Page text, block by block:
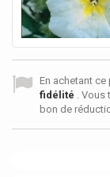
En achetant
fidélité . Vous
bon de